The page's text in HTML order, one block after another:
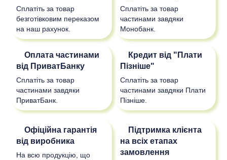
Сплатіть за товар
безготівковим переказом
на наш рахунок.
Сплатіть за товар
частинами завдяки
Монобанк.
Оплата частинами
від ПриватБанку
Сплатіть за товар
частинами завдяки
ПриватБанк.
Кредит від "Плати
Пізніше"
Сплатіть за товар
частинами завдяки Плати
Пізніше.
Офіційна гарантія
від виробника
На всю продукцію, що
Підтримка клієнта
на всіх етапах
замовлення